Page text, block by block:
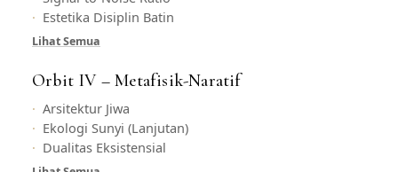
Estetika Disiplin Batin
Lihat Semua
Orbit IV – Metafisik-Naratif
Arsitektur Jiwa
Ekologi Sunyi (Lanjutan)
Dualitas Eksistensial